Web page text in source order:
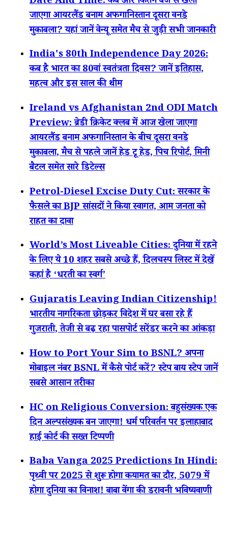
जाएगा आयरलैंड बनाम अफगानिस्तान दूसरा वनडे
मुकाबला? यहां जानें वेन्यू समेत मैच से जुड़ी सभी जानकारी
India's 80th Independence Day 2026:
कब है भारत का 80वां स्वतंत्रता दिवस? जानें इतिहास,
महत्व और इस साल की थीम
Ireland vs Afghanistan 2nd ODI Match
Preview: ब्रेडी क्रिकेट क्लब में आज खेला जाएगा
आयरलैंड बनाम अफगानिस्तान के बीच दूसरा वनडे
मुकाबला, मैच से पहले जानें हेड टू हेड, पिच रिपोर्ट, मिनी
बैटल समेत सारे डिटेल्स
Petrol-Diesel Excise Duty Cut: सरकार के
फैसले का BJP सांसदों ने किया स्वागत, आम जनता को
राहत का दावा
World’s Most Liveable Cities: दुनिया में रहने
के लिए ये 10 शहर सबसे अच्छे हैं, दिलचस्प लिस्ट में देखें
कहां है ‘धरती का स्वर्ग’
Gujaratis Leaving Indian Citizenship!
भारतीय नागरिकता छोड़कर विदेश में घर बसा रहे हैं
गुजराती, तेजी से बढ़ रहा पासपोर्ट सरेंडर करने का आंकड़ा
How to Port Your Sim to BSNL? अपना
मोबाइल नंबर BSNL में कैसे पोर्ट करें? स्टेप बाय स्टेप जानें
सबसे आसान तरीका
HC on Religious Conversion: बहुसंख्यक एक
दिन अल्पसंख्यक बन जाएगा! धर्म परिवर्तन पर इलाहाबाद
हाई कोर्ट की सख्त टिप्पणी
Baba Vanga 2025 Predictions In Hindi:
पृथ्वी पर 2025 से शुरू होगा कयामत का दौर, 5079 में
होगा दुनिया का विनाश! बाबा वेंगा की डरावनी भविष्यवाणी